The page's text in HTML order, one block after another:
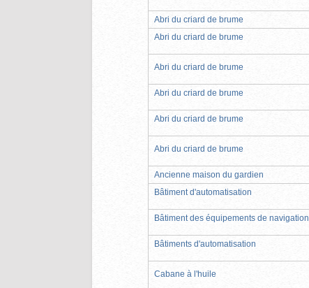
Abri du criard de brume
Abri du criard de brume
Abri du criard de brume
Abri du criard de brume
Abri du criard de brume
Abri du criard de brume
Ancienne maison du gardien
Bâtiment d'automatisation
Bâtiment des équipements de navigation
Bâtiments d'automatisation
Cabane à l'huile